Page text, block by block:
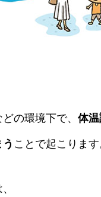
の環境下で、 体
ことで起こります